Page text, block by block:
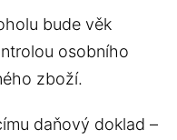
bude věk
osobního
zboží.
daňový doklad –